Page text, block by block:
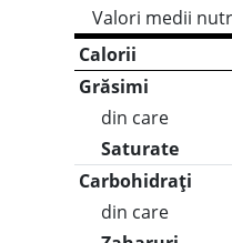
Valori medii
Calorii
Grăsimi
din care
Saturate
Carbohidrați
din care